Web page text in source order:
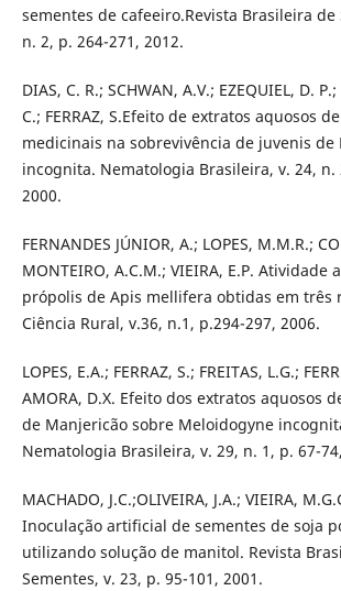
sementes de cafeeiro.Revista Brasileira de
n. 2, p. 264-271, 2012.
DIAS, C. R.; SCHWAN, A.V.; EZEQUIEL, D.
C.; FERRAZ, S.Efeito de extratos aquosos
medicinais na sobrevivência de juvenis de
incognita. Nematologia Brasileira, v. 24, n.
2000.
FERNANDES JÚNIOR, A.; LOPES, M.M.R.;
MONTEIRO, A.C.M.; VIEIRA, E.P.
própolis de Apis mellifera obtidas em três
Ciência Rural, v.36, n.1, p.294-297, 2006.
LOPES, E.A.; FERRAZ, S.; FREITAS, L.G.;
AMORA, D.X. Efeito dos extratos aquosos
de Manjericão sobre Meloidogyne
Nematologia Brasileira, v. 29, n. 1, p. 67-
MACHADO, J.C.;OLIVEIRA, J.A.; VIEIRA,
Inoculação artificial de sementes de soja
utilizando solução de manitol. Revista
Sementes, v. 23, p. 95-101, 2001.